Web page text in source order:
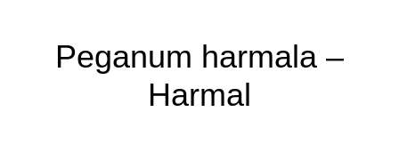
Peganum harmala –
Harmal